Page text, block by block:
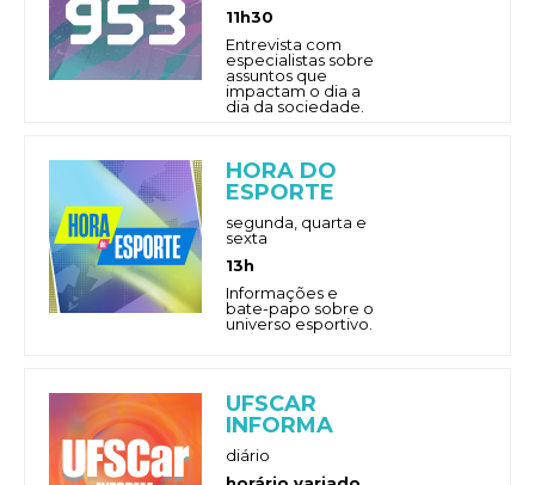
11h30
Entrevista com
especialistas sobre
assuntos que
impactam o dia a
dia da sociedade.
HORA DO
ESPORTE
segunda, quarta e
sexta
13h
Informações e
bate-papo sobre o
universo esportivo.
UFSCAR
INFORMA
diário